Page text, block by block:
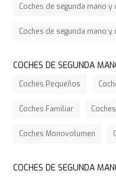
Coches de segunda mano
Coches de segunda mano
COCHES DE SEGUNDA
Coches Pequeños
Coches Familiar
Coches Monovolumen
COCHES DE SEGUNDA